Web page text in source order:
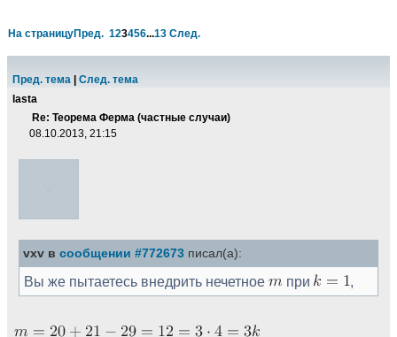
На страницуПред. 123456...13 След.
Пред. тема
След. тема
lasta
Re: Теорема Ферма (частные случаи)
08.10.2013, 21:15
vxv в сообщении #772673 писал(а):
Вы же пытаетесь внедрить нечетное при ,